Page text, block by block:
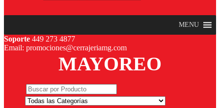
MENU
Soporte 449 273 4877
Email: promociones@cerrajeriamg.com
MAYOREO